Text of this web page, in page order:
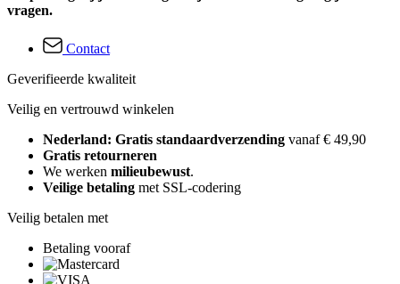
vragen.
Contact
Geverifieerde kwaliteit
Veilig en vertrouwd winkelen
Nederland: Gratis standaardverzending vanaf € 49,90
Gratis retourneren
We werken milieubewust.
Veilige betaling met SSL-codering
Veilig betalen met
Betaling vooraf